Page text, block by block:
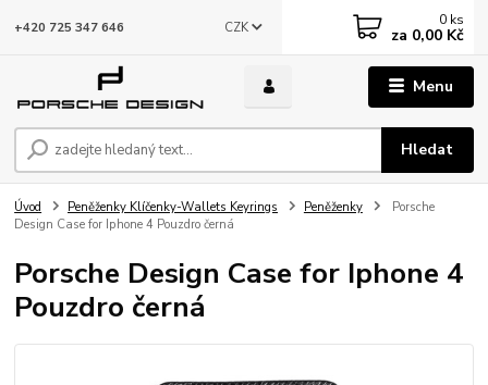
Menu
CZK
Hledat
+420 725 347 646 0 ks
za 0,00 Kč
Úvod Peněženky Klíčenky-Wallets Keyrings Peněženky
Porsche
Design Case for Iphone 4 Pouzdro černá
Porsche Design Case for Iphone 4
Pouzdro černá